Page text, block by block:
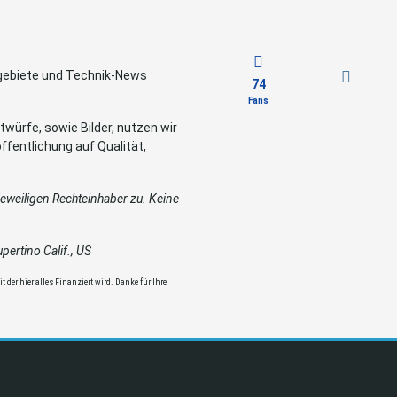
und Technik-News
sowie Bilder, nutzen wir
auf Qualität,
Rechteinhaber zu. Keine
Calif., US
der hier alles Finanziert wird. Danke für Ihre
74
Fans